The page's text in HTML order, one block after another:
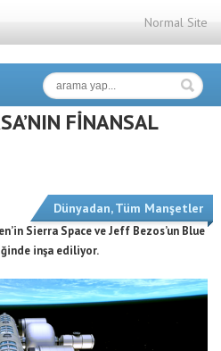
Normal Site
FİNANSAL
Dünyadan,Tüm Manşetler
Sierra Space ve Jeff Bezos’un Blue
inşa ediliyor.